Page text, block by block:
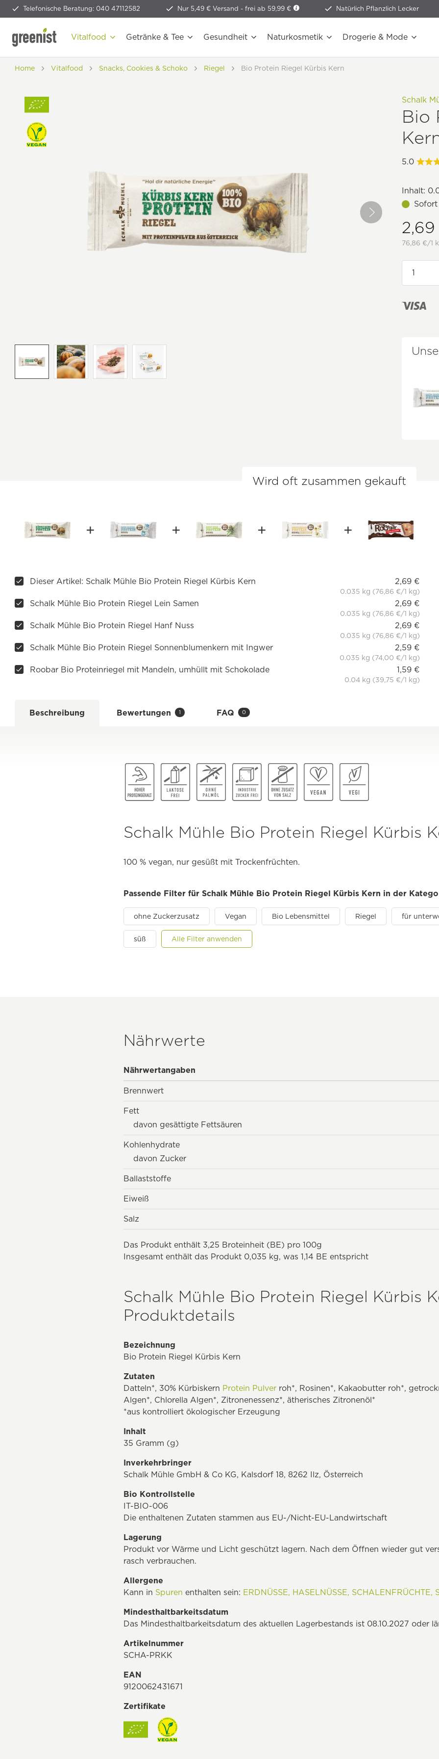
Telefonische Beratung: 040 47112582 Nur 5,49 € Versand - frei ab 59,99 € Natürlich Pflanzlich Lecker
Vitalfood Getränke & Tee Gesundheit Naturkosmetik Drogerie & Mode
Home Vitalfood Snacks, Cookies & Schoko Riegel Bio Protein Riegel Kürbis Kern
Schalk
Bio
5.0
Inhalt:
76,86 €/1
Wird oft zusammen gekauft
Dieser Artikel: Schalk Mühle Bio Protein Riegel Kürbis Kern 2,69 €
0.035 kg (76,86 €/1 kg)
Schalk Mühle Bio Protein Riegel Lein Samen 2,69 €
0.035 kg (76,86 €/1 kg)
Schalk Mühle Bio Protein Riegel Hanf Nuss 2,69 €
0.035 kg (76,86 €/1 kg)
Schalk Mühle Bio Protein Riegel Sonnenblumenkern mit Ingwer 2,59 €
0.035 kg (74,00 €/1 kg)
Roobar Bio Proteinriegel mit Mandeln, umhüllt mit Schokolade 1,59 €
0.04 kg (39,75 €/1 kg)
Beschreibung Bewertungen 1 FAQ 0
Schalk Mühle Bio Protein Riegel Kürbis
100 % vegan, nur gesüßt mit Trockenfrüchten.
Passende Filter für Schalk Mühle Bio Protein Riegel Kürbis Kern in der
ohne Zuckerzusatz Vegan Bio Lebensmittel Riegel für
süß Alle Filter anwenden
Nährwerte
Nährwertangaben
Brennwert
Fett
davon gesättigte Fettsäuren
Kohlenhydrate
davon Zucker
Ballaststoffe
Eiweiß
Salz
Das Produkt enthält 3,25 Broteinheit (BE) pro 100g
Insgesamt enthält das Produkt 0,035 kg, was 1,14 BE entspricht
Schalk Mühle Bio Protein Riegel Kürbis
Produktdetails
Bezeichnung
Bio Protein Riegel Kürbis Kern
Zutaten
Datteln*, 30% Kürbiskern Protein Pulver roh*, Rosinen*, Kakaobutter roh*,
Algen*, Chlorella Algen*, Zitronenessenz*, ätherisches Zitronenöl*
*aus kontrolliert ökologischer Erzeugung
Inhalt
35 Gramm (g)
Inverkehrbringer
Schalk Mühle GmbH & Co KG, Kalsdorf 18, 8262 Ilz, Österreich
Bio Kontrollstelle
IT-BIO-006
Die enthaltenen Zutaten stammen aus EU-/Nicht-EU-Landwirtschaft
Lagerung
Produkt vor Wärme und Licht geschützt lagern. Nach dem Öffnen wieder gut
rasch verbrauchen.
Allergene
Kann in Spuren enthalten sein: ERDNÜSSE, HASELNÜSSE, SCHALENFRÜCHTE,
Mindesthaltbarkeitsdatum
Das Mindesthaltbarkeitsdatum des aktuellen Lagerbestands ist 08.10.2027 oder
Artikelnummer
SCHA-PRKK
EAN
9120062431671
Zertifikate